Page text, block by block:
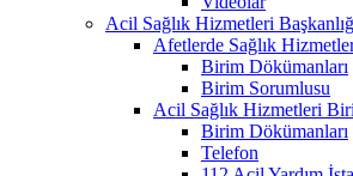
Acil Sağlık Hizmetleri
Afetlerde Sağlık
Birim Dökümanları
Birim Sorumlusu
Acil Sağlık Hizmetleri
Birim Dökümanları
Telefon